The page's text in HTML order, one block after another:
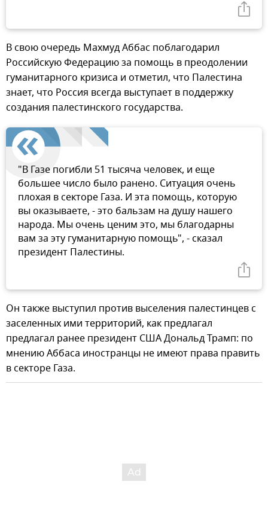
В свою очередь Махмуд Аббас поблагодарил
Российскую Федерацию за помощь в преодолении
гуманитарного кризиса и отметил, что Палестина
знает, что Россия всегда выступает в поддержку
создания палестинского государства.
"В Газе погибли 51 тысяча человек, и еще
большее число было ранено. Ситуация очень
плохая в секторе Газа. И эта помощь, которую
вы оказываете, - это бальзам на душу нашего
народа. Мы очень ценим это, мы благодарны
вам за эту гуманитарную помощь", - сказал
президент Палестины.
Он также выступил против выселения палестинцев с
заселенных ими территорий, как предлагал
предлагал ранее президент США Дональд Трамп: по
мнению Аббаса иностранцы не имеют права править
в секторе Газа.